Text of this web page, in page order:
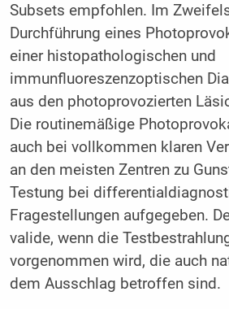
Subsets empfohlen. Im
Durchführung eines
einer histopathologischen und
immunfluoreszenzoptischen
aus den photoprovozierten
Die routinemäßige
auch bei vollkommen klaren
an den meisten Zentren zu
Testung bei
Fragestellungen aufgegeben.
valide, wenn die
vorgenommen wird, die auch
dem Ausschlag betroffen sind.